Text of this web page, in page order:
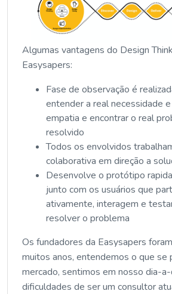
Algumas vantagens do Design
Easysapers:
Fase de observação é
entender a real necessidade
empatia e encontrar o real
resolvido
Todos os envolvidos
colaborativa em direção a
Desenvolve o protótipo
junto com os usuários que
ativamente, interagem e
resolver o problema
Os fundadores da Easysapers
muitos anos, entendemos o que se
mercado, sentimos em nosso dia-
dificuldades de ser um consultor